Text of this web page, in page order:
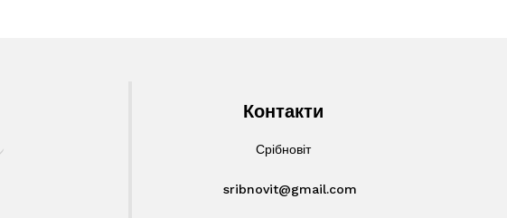
Контакти
Срібновіт
sribnovit@gmail.com